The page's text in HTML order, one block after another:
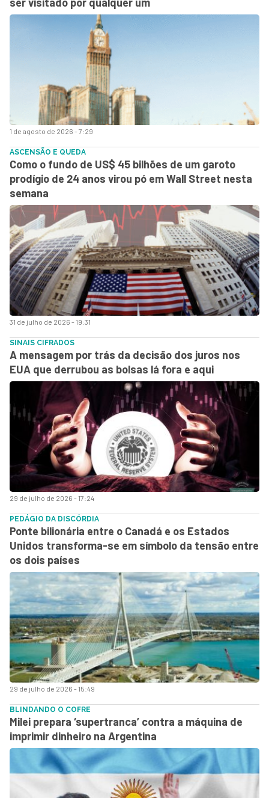
1 de agosto de 2026 - 7:29
31 de julho de 2026 - 19:31
ASCENSÃO E QUEDA
Como o fundo de US$ 45 bilhões de um garoto
prodígio de 24 anos virou pó em Wall Street nesta
semana
29 de julho de 2026 - 17:24
SINAIS CIFRADOS
A mensagem por trás da decisão dos juros nos
EUA que derrubou as bolsas lá fora e aqui
29 de julho de 2026 - 15:49
PEDÁGIO DA DISCÓRDIA
Ponte bilionária entre o Canadá e os Estados
Unidos transforma-se em símbolo da tensão entre
os dois países
BLINDANDO O COFRE
Milei prepara ‘supertranca’ contra a máquina de
imprimir dinheiro na Argentina